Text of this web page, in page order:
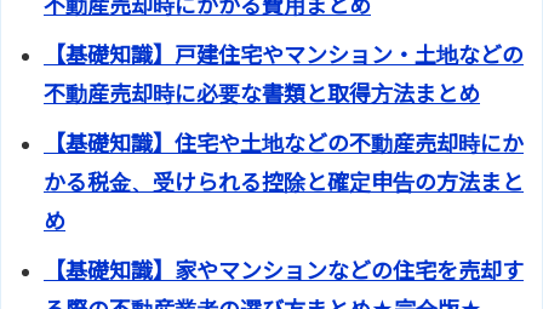
不動産売却時にかかる費用まとめ
【基礎知識】戸建住宅やマンション・土地などの
不動産売却時に必要な書類と取得方法まとめ
【基礎知識】住宅や土地などの不動産売却時にか
かる税金、受けられる控除と確定申告の方法まと
め
【基礎知識】家やマンションなどの住宅を売却す